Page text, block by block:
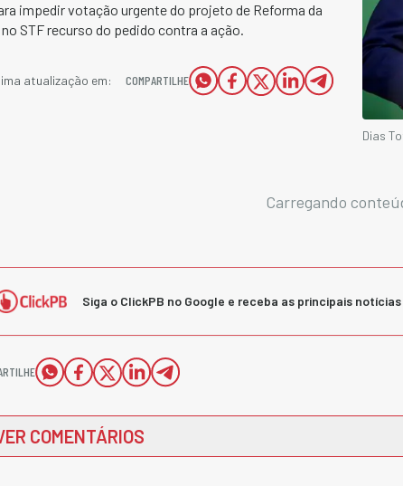
impedir votação urgente do projeto de Reforma da
STF recurso do pedido contra a ação.
atualização em:
COMPARTILHE
Dias
Carregando
Siga o ClickPB no Google e receba as principais
COMENTÁRIOS